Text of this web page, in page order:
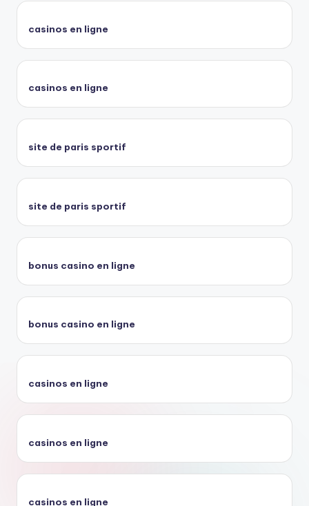
casinos en ligne
casinos en ligne
site de paris sportif
site de paris sportif
bonus casino en ligne
bonus casino en ligne
casinos en ligne
casinos en ligne
casinos en ligne